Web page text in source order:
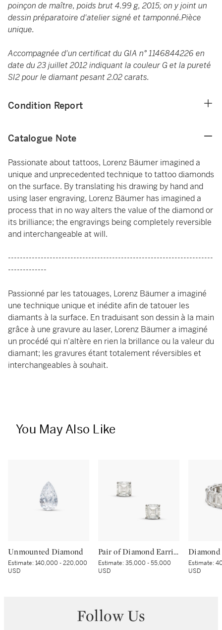
poinçon de maître, poids brut 4.99 g, 2015; on y joint un
dessin préparatoire d'atelier signé et tamponné.Pièce
unique.
Accompagnée d'un certificat du GIA n° 1146844226 en
date du 23 juillet 2012 indiquant la couleur G et la pureté
SI2 pour le diamant pesant 2.02 carats.
Condition Report
Catalogue Note
Passionate about tattoos, Lorenz Bäumer imagined a
unique and unprecedented technique to tattoo diamonds
on the surface. By translating his drawing by hand and
using laser engraving, Lorenz Bäumer has imagined a
process that in no way alters the value of the diamond or
its brilliance; the engravings being completely reversible
and interchangeable at will.
---------------------------------------------------------------------
-------------
Passionné par les tatouages, Lorenz Bäumer a imaginé
une technique unique et inédite afin de tatouer les
diamants à la surface. En traduisant son dessin à la main
grâce à une gravure au laser, Lorenz Bäumer a imaginé
un procédé qui n'altère en rien la brillance ou la valeur du
diamant; les gravures étant totalement réversibles et
interchangeables à souhait.
You May Also Like
Unmounted Diamond
Estimate:140,000 - 220,000
USD
Pair of Diamond Earrings
Estimate:35,000 - 55,000
USD
Diamond
Estimate:
USD
Follow Us